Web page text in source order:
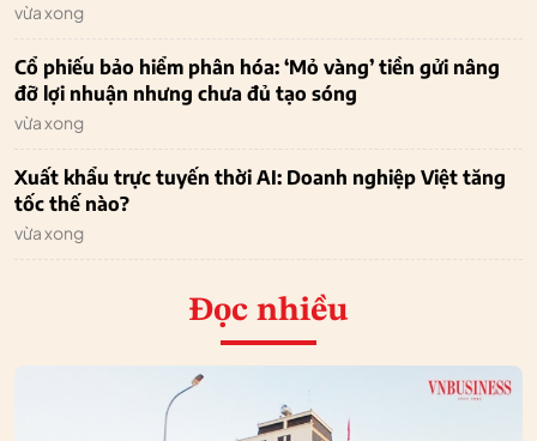
vừa xong
Cổ phiếu bảo hiểm phân hóa: ‘Mỏ vàng’ tiền gửi nâng
đỡ lợi nhuận nhưng chưa đủ tạo sóng
vừa xong
Xuất khẩu trực tuyến thời AI: Doanh nghiệp Việt tăng
tốc thế nào?
vừa xong
Đọc nhiều